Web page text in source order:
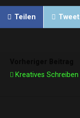
Teilen Tweet
Kreatives Schreiben